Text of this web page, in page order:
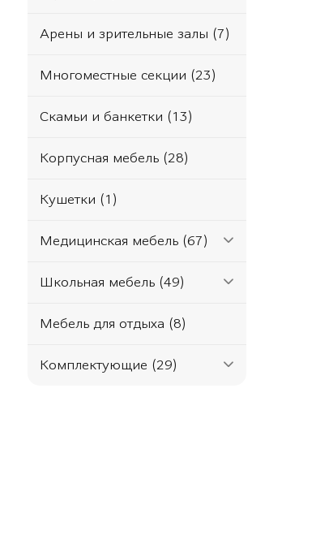
Арены и зрительные залы (7)
Многоместные секции (23)
Скамьи и банкетки (13)
Корпусная мебель (28)
Кушетки (1)
Медицинская мебель (67)
Школьная мебель (49)
Мебель для отдыха (8)
Комплектующие (29)